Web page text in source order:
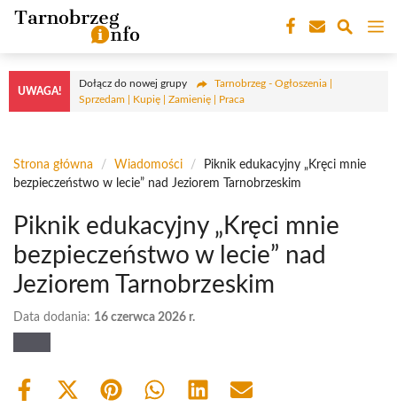
Przejdź
treści
UWAGA!
Dołącz do nowej grupy
Tarnobrzeg - Ogłoszenia |
Sprzedam | Kupię | Zamienię | Praca
Strona główna / Wiadomości /
Piknik edukacyjny „Kręci mnie
bezpieczeństwo w lecie” nad Jeziorem Tarnobrzeskim
Piknik edukacyjny „Kręci mnie
bezpieczeństwo w lecie” nad
Jeziorem Tarnobrzeskim
Data dodania: 16 czerwca 2026 r.
Share
Share Share Share Share Share